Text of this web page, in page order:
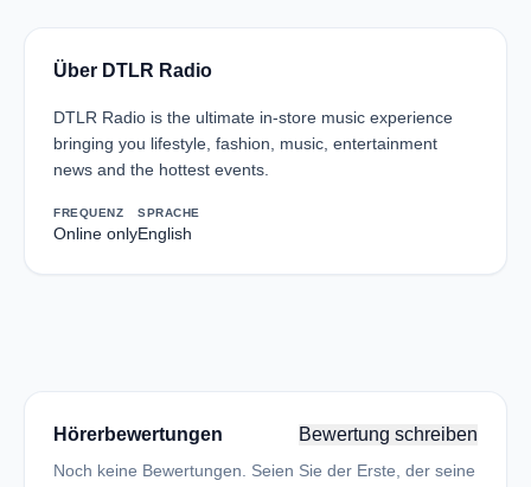
Über DTLR Radio
DTLR Radio is the ultimate in-store music experience
bringing you lifestyle, fashion, music, entertainment
news and the hottest events.
FREQUENZ
Online only
SPRACHE
English
Hörerbewertungen Bewertung schreiben
Noch keine Bewertungen. Seien Sie der Erste, der seine